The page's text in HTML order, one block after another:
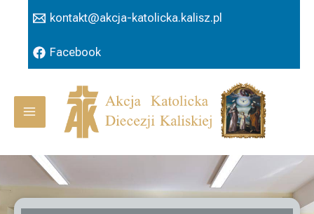
kontakt@akcja-katolicka.kalisz.pl
Facebook
Main
Menu